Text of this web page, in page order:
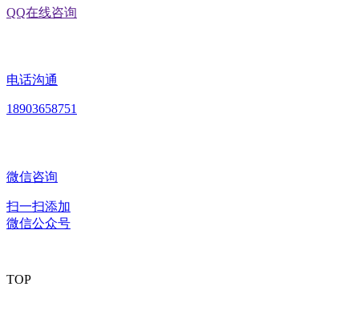
QQ在线咨询
电话沟通
18903658751
微信咨询
扫一扫添加
微信公众号
TOP